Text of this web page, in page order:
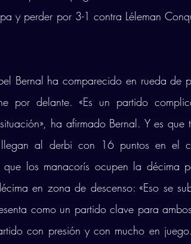
y perder por 3-1 contra Léleman
Bernal ha comparecido en rueda de
por delante. «Es un partido
ha afirmado Bernal. Y es que
al derbi con 16 puntos en el
los manacorís ocupen la décima
en zona de descenso: «Eso se
como un partido clave para
con presión y con mucho en